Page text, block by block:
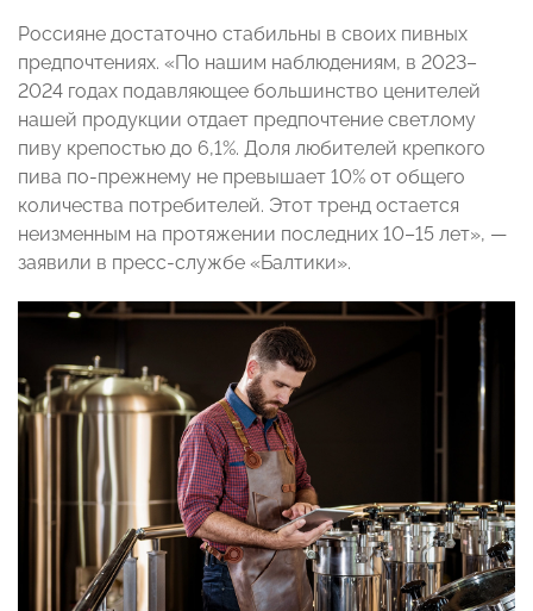
Россияне достаточно стабильны в своих пивных
предпочтениях. «По нашим наблюдениям, в 2023–
2024 годах подавляющее большинство ценителей
нашей продукции отдает предпочтение светлому
пиву крепостью до 6,1%. Доля любителей крепкого
пива по-прежнему не превышает 10% от общего
количества потребителей. Этот тренд остается
неизменным на протяжении последних 10–15 лет», —
заявили в пресс-службе «Балтики».